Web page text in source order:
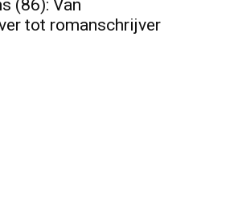
(86): Van
tot romanschrijver